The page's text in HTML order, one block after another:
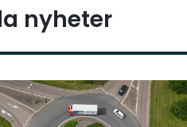
nyheter